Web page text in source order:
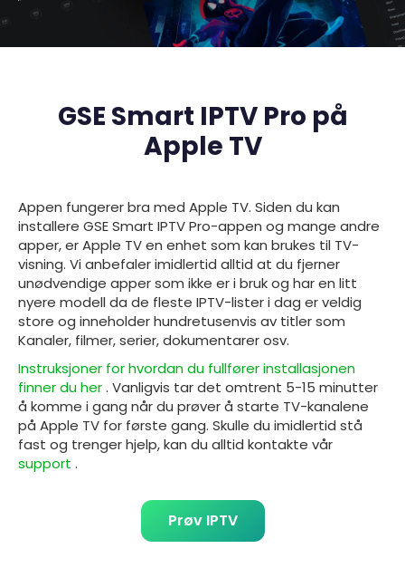
GSE Smart IPTV Pro på
Apple TV
Appen fungerer bra med Apple TV. Siden du kan
installere GSE Smart IPTV Pro-appen og mange andre
apper, er Apple TV en enhet som kan brukes til TV-
visning. Vi anbefaler imidlertid alltid at du fjerner
unødvendige apper som ikke er i bruk og har en litt
nyere modell da de fleste IPTV-lister i dag er veldig
store og inneholder hundretusenvis av titler som
Kanaler, filmer, serier, dokumentarer osv.
Instruksjoner for hvordan du fullfører installasjonen
finner du her. Vanligvis tar det omtrent 5-15 minutter
å komme i gang når du prøver å starte TV-kanalene
på Apple TV for første gang. Skulle du imidlertid stå
fast og trenger hjelp, kan du alltid kontakte vår
support .
Prøv IPTV